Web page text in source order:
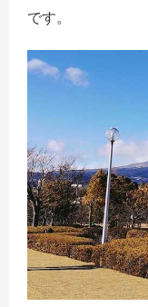
です。